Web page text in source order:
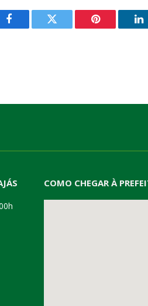
Facebook Twitter Pinterest
COMO CHEGAR À